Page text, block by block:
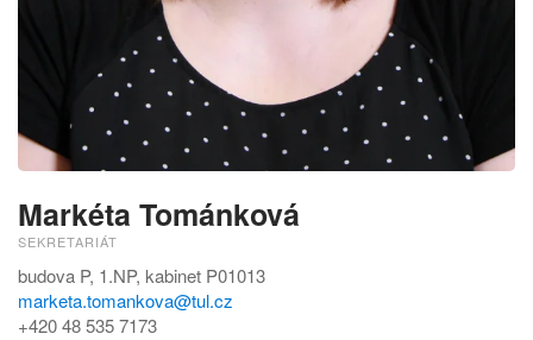
Markéta Tománková
SEKRETARIÁT
budova P, 1.NP, kabinet P01013
marketa.tomankova@tul.cz
+420 48 535 7173